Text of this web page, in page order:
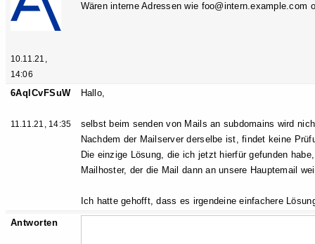
10.11.21,
14:06
Wären interne Adressen wie foo@intern.example.com
6AqlCvFSuW
11.11.21, 14:35
Hallo,
selbst beim senden von Mails an subdomains wird
Nachdem der Mailserver derselbe ist, findet keine
Die einzige Lösung, die ich jetzt hierfür gefunden
Mailhoster, der die Mail dann an unsere Hauptemail
Ich hatte gehofft, dass es irgendeine einfachere
Antworten